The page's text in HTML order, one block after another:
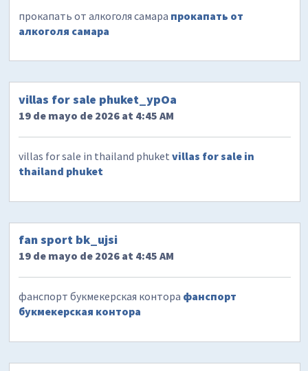
прокапать от алкоголя самара прокапать от
алкоголя самара
villas for sale phuket_ypOa
19 de mayo de 2026 at 4:45 AM
villas for sale in thailand phuketvillas for sale in
thailand phuket
fan sport bk_ujsi
19 de mayo de 2026 at 4:45 AM
фанспорт букмекерская контора фанспорт
букмекерская контора